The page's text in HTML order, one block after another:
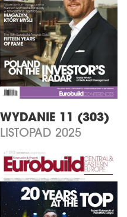
WYDANIE 11 (303)
LISTOPAD 2025